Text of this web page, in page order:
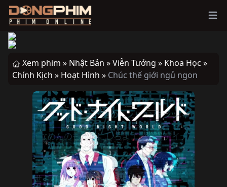
Xem phim » Nhật Bản »Viễn Tưởng » Khoa Học »
Chính Kịch » Hoạt Hình » Chúc thế giới ngủ ngon